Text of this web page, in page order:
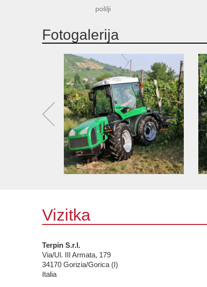
pošlji
Fotogalerija
Vizitka
Terpin S.r.l.
Via/Ul. III Armata, 179
34170 Gorizia/Gorica (I)
Italia